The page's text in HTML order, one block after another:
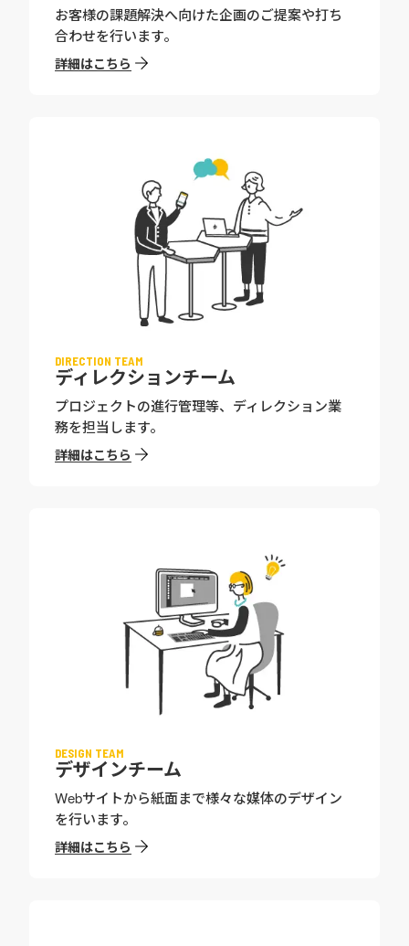
お客様の課題解決へ向けた企画のご提案や打ち
合わせを行います。
詳細はこちら
DIRECTION TEAM
ディレクションチーム
プロジェクトの進行管理等、ディレクション業
務を担当します。
詳細はこちら
DESIGN TEAM
デザインチーム
Webサイトから紙面まで様々な媒体のデザイン
を行います。
詳細はこちら